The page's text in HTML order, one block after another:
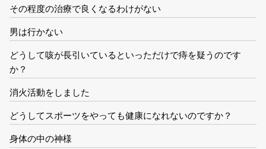
その程度の治療で良くなるわけがない
男は行かない
どうして咳が長引いているといっただけで痔を疑うのです
か？
消火活動をしました
どうしてスポーツをやっても健康になれないのですか？
身体の中の神様